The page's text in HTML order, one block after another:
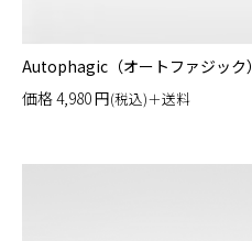
Autophagic（オートファジック）
価格4,980円(税込)＋送料